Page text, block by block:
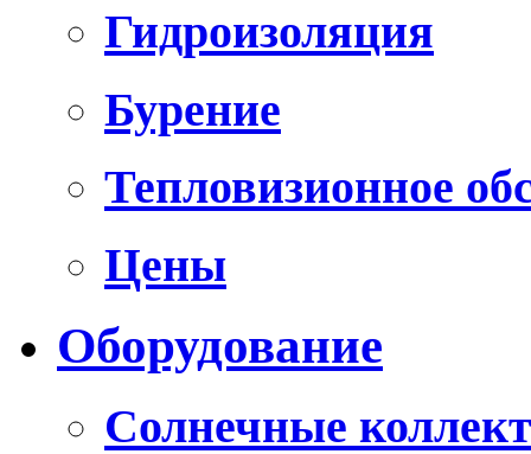
Гидроизоляция
Бурение
Тепловизионное
Цены
Оборудование
Солнечные